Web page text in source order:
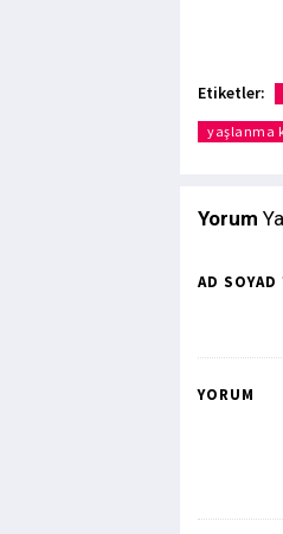
Etiketler:
yaşlanma
Yorum
AD SOYAD
YORUM